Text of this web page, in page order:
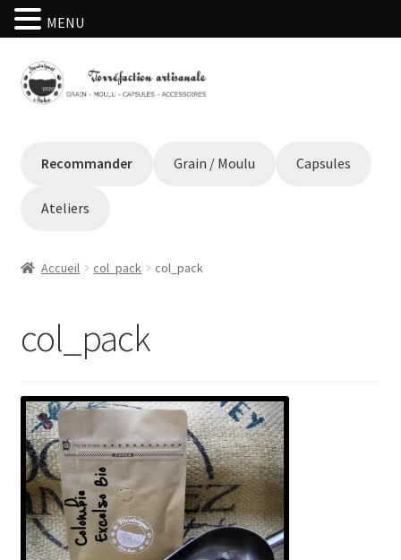
Aller
à
Aller
au
Recommander Grain / Moulu Capsules
Ateliers
Accueil col_pack col_pack
col_pack
MENU